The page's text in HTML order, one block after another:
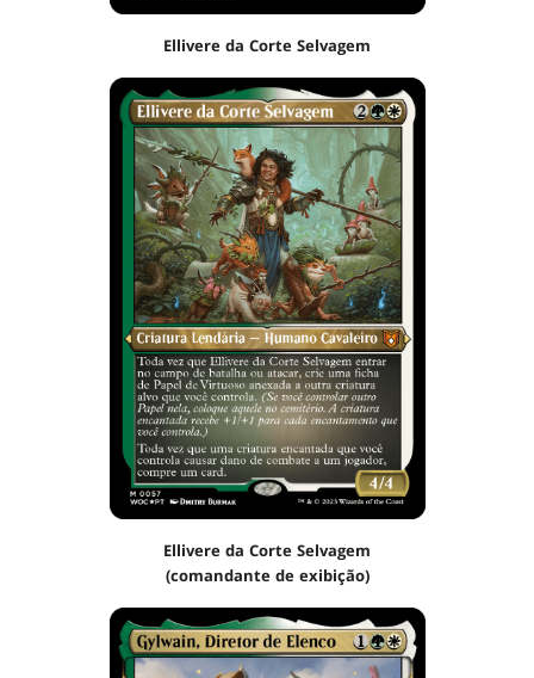
Ellivere da Corte Selvagem
Ellivere da Corte Selvagem
(comandante de exibição)